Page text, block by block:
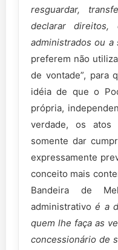
resguardar,
declarar direitos,
administrados ou a
preferem não
de vontade”, para
idéia de que o
própria,
verdade, os atos
somente dar
expressamente
conceito mais
Bandeira de
administrativoé a
quem lhe faça as
concessionário de